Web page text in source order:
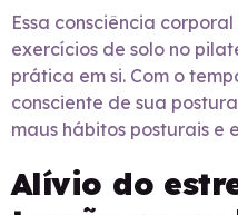
Essa consciência
exercícios de solo no
prática em si. Com o
consciente de sua
maus hábitos posturais e
Alívio do